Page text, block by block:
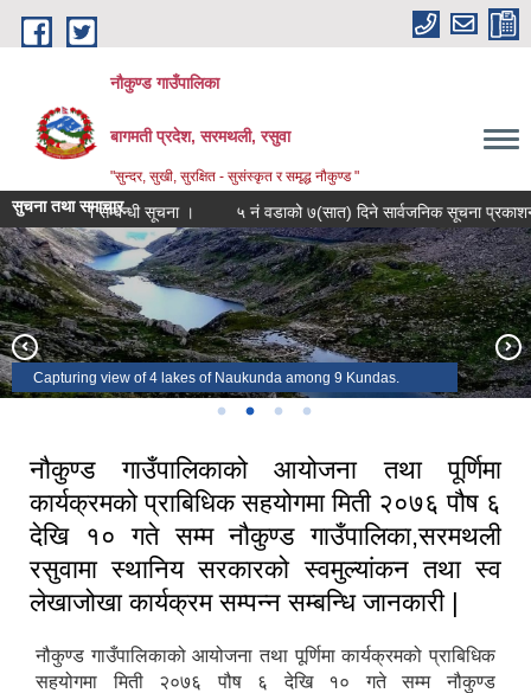
Skip to main content
नौकुण्ड गाउँपालिका
बागमती प्रदेश, सरमथली, रसुवा
"सुन्दर, सुखी, सुरक्षित - सुसंस्कृत र समृद्ध नौकुण्ड "
सुचना तथा समाचार
गराउने सम्बन्धी सूचना । ५ नं वडाको ७(सात) दिने सार्वजनिक सूचना प्रकाशन
Incredible sunset view from yarsa
Capturing view of 4 lakes of Naukunda among 9 Kundas.
Larchyang in the evening
A view of Yarsa
नौकुण्ड गाउँपालिकाको आयोजना तथा पूर्णिमा
कार्यक्रमको प्राबिधिक सहयोगमा मिती २०७६ पौष ६
देखि १० गते सम्म नौकुण्ड गाउँपालिका,सरमथली
रसुवामा स्थानिय सरकारको स्वमुल्यांकन तथा स्व
लेखाजोखा कार्यक्रम सम्पन्न सम्बन्धि जानकारी |
नौकुण्ड गाउँपालिकाको आयोजना तथा पूर्णिमा कार्यक्रमको प्राबिधिक
सहयोगमा मिती २०७६ पौष ६ देखि १० गते सम्म नौकुण्ड